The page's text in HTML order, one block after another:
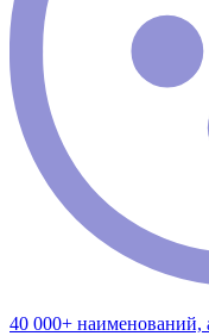
40 000+ наименований,